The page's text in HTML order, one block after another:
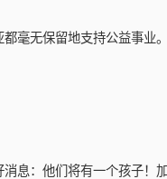
毫无保留地支持公益事业
息：他们将有一个孩子！